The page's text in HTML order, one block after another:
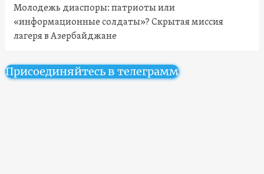
Молодежь диаспоры: патриоты или
«информационные солдаты»? Скрытая миссия
лагеря в Азербайджане
Присоединяйтесь в телеграмм